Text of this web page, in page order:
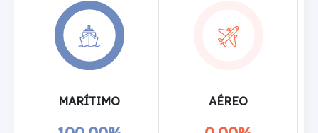
MARÍTIMO AÉREO